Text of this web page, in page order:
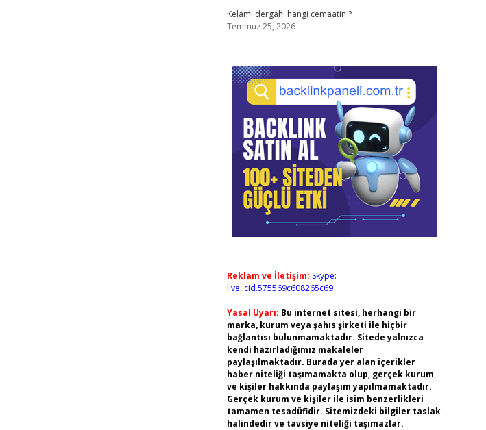
Kelami dergahı hangi cemaatin ?
Temmuz 25, 2026
Reklam ve İletişim: Skype:
live:.cid.575569c608265c69
Yasal Uyarı: Bu internet sitesi, herhangi bir
marka, kurum veya şahıs şirketi ile hiçbir
bağlantısı bulunmamaktadır. Sitede yalnızca
kendi hazırladığımız makaleler
paylaşılmaktadır. Burada yer alan içerikler
haber niteliği taşımamakta olup, gerçek kurum
ve kişiler hakkında paylaşım yapılmamaktadır.
Gerçek kurum ve kişiler ile isim benzerlikleri
tamamen tesadüfidir. Sitemizdeki bilgiler taslak
halindedir ve tavsiye niteliği taşımazlar.